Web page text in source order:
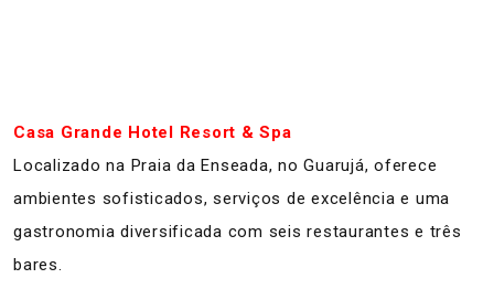
Casa Grande Hotel Resort & Spa
Localizado na Praia da Enseada, no Guarujá, oferece
ambientes sofisticados, serviços de excelência e uma
gastronomia diversificada com seis restaurantes e três
bares.